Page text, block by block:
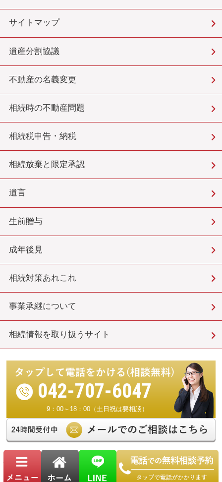
サイトマップ
遺産分割協議
不動産の名義変更
相続時の不動産問題
相続税申告・納税
相続放棄と限定承認
遺言
生前贈与
成年後見
相続対策あれこれ
事業承継について
相続情報を取り扱うサイト
042-707-6047
9：00～18：00（土日祝は要相談）
運営：キャストグローバル グループ（司法書士・行政書士・税理士 など）
Copyright© © 町田 相続サロン. All Rights Reserved.